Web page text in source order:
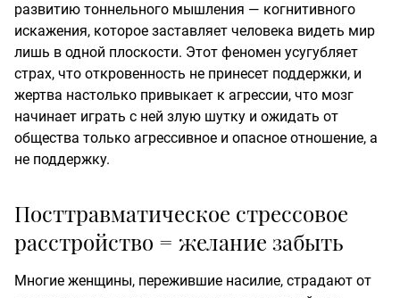
развитию тоннельного мышления — когнитивного
искажения, которое заставляет человека видеть мир
лишь в одной плоскости. Этот феномен усугубляет
страх, что откровенность не принесет поддержки, и
жертва настолько привыкает к агрессии, что мозг
начинает играть с ней злую шутку и ожидать от
общества только агрессивное и опасное отношение, а
не поддержку.
Посттравматическое стрессовое
расстройство = желание забыть
Многие женщины, пережившие насилие, страдают от